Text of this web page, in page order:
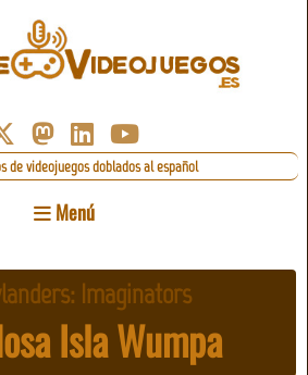
de videojuegos doblados al español
Menú
Imaginators
Isla Wumpa